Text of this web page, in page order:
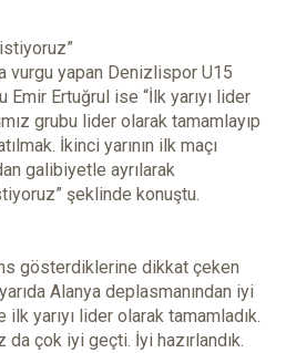
vurgu yapan Denizlispor U15
Emir Ertuğrul ise “İlk yarıyı lider
grubu lider olarak tamamlayıp
İkinci yarının ilk maçı
galibiyetle ayrılarak
şeklinde konuştu.
gösterdiklerine dikkat çeken
Alanya deplasmanından iyi
yarıyı lider olarak tamamladık.
da çok iyi geçti. İyi hazırlandık.